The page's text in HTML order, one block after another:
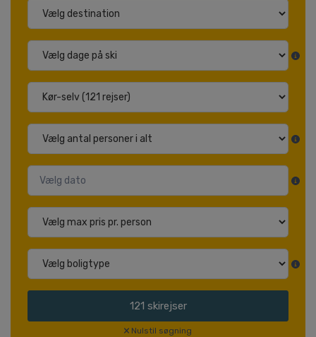
121 skirejser
Nulstil søgning